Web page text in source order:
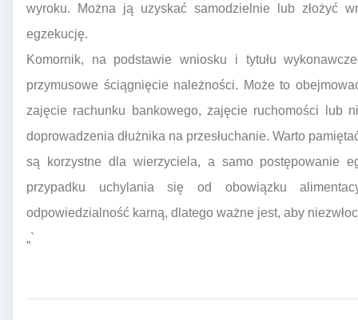
wyroku. Można ją uzyskać samodzielnie lub złożyć
egzekucję.
Komornik, na podstawie wniosku i tytułu
przymusowe ściągnięcie należności. Może to
zajęcie rachunku bankowego, zajęcie ruchomości lub
doprowadzenia dłużnika na przesłuchanie. Warto
są korzystne dla wierzyciela, a samo postępowanie
przypadku uchylania się od obowiązku
odpowiedzialność karną, dlatego ważne jest, aby
„`